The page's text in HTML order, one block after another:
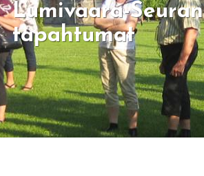
Lumivaara-Seuran
tapahtumat